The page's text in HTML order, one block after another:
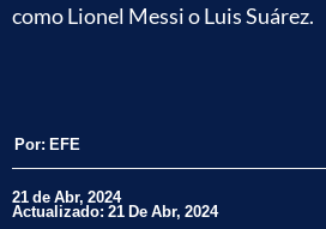
como Lionel Messi o Luis Suárez.
Por: EFE
21 de Abr, 2024
Actualizado: 21 De Abr, 2024